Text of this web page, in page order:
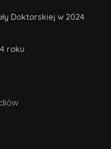
Doktorskiej w 2024
roku